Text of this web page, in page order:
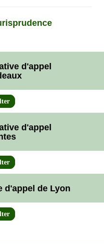
d'appel
d'appel
d'appel de Lyon